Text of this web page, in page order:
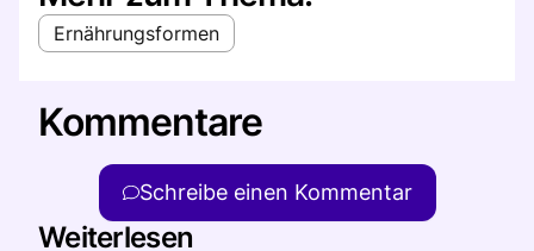
Ernährungsformen
Kommentare
Schreibe einen Kommentar
Weiterlesen